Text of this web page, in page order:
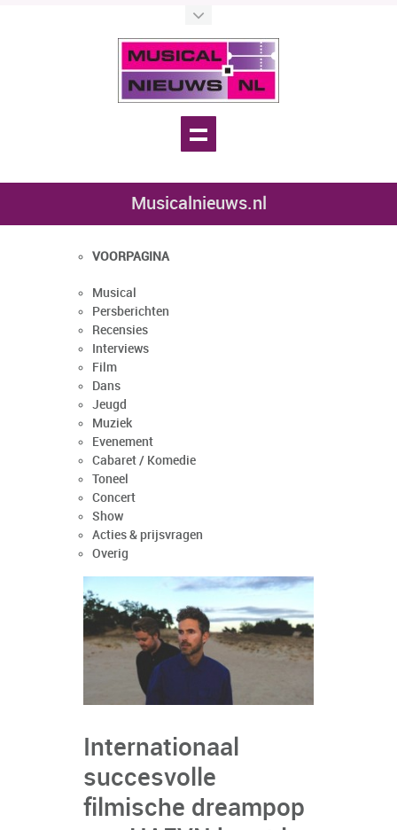
Musicalnieuws.nl
VOORPAGINA
Musical
Persberichten
Recensies
Interviews
Film
Dans
Jeugd
Muziek
Evenement
Cabaret / Komedie
Toneel
Concert
Show
Acties & prijsvragen
Overig
Internationaal
succesvolle
filmische dreampop